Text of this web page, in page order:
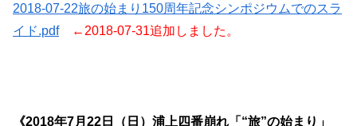
2018-07-22旅の始まり150周年記念シンポジウムでのスラ
イド.pdf
←2018-07-31追加しました。
《2018年7月22日（日）浦上四番崩れ「“旅”の始まり」